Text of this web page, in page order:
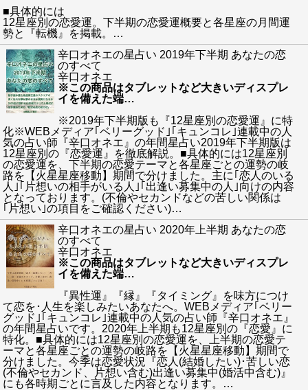
■具体的には
12星座別の恋愛運。下半期の恋愛運概要と各星座の月間運
勢と『転機』を掲載。
…
辛口オネエの星占い 2019年下半期 あなたの恋
のすべて
辛口オネエ
※この商品はタブレットなど大きいディスプレ
イを備えた端…
※2019年下半期版も『12星座別の恋愛運』に特
化※WEBメディア｢ベリーグッド｣｢キュンコレ｣連載中の人
気の占い師『辛口オネエ』の年間星占い2019年下半期版は
12星座別の『恋愛運』を徹底解説。■具体的には12星座別
の恋愛運を、下半期の恋愛テーマと各星座ごとの運勢の岐
路を【火星星座移動】期間で分けました。主に｢恋人のいる
人｣｢片想いの相手がいる人｣｢出逢い募集中の人｣向けの内容
となっております。(不倫やセカンドなどの苦しい関係は
｢片想い｣の項目をご確認ください)…
辛口オネエの星占い 2020年上半期 あなたの恋
のすべて
辛口オネエ
※この商品はタブレットなど大きいディスプレ
イを備えた端…
『異性運』『縁』『タイミング』を味方につけ
て恋を･人生を楽しみたいあなたへ。WEBメディア｢ベリー
グッド｣｢キュンコレ｣連載中の人気の占い師『辛口オネエ』
の年間星占いです。2020年上半期も12星座別の『恋愛』に
特化。■具体的には12星座別の恋愛運を、上半期の恋愛テ
ーマと各星座ごとの運勢の岐路を【火星星座移動】期間で
分けました。今季は恋愛状況『恋人(結婚したい)･苦しい恋
(不倫やセカンド、片想い含む)出逢い募集中(婚活中含む)』
にも各時期ごとに言及した内容となります。
…